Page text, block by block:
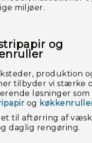
miljøer.
og
produktion
tilbyder vi stærke
løsninger som
og
til aftørring af
daglig rengøring.